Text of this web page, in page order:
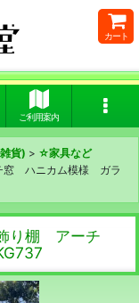
カート
ご利用案内
貨) > ☆家具など
窓 ハニカム模様 ガラ
り棚 アーチ